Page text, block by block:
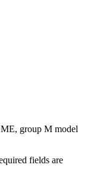
group M model
fields are